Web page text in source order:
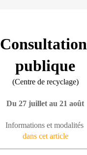
Consultation
publique
(Centre de recyclage)
Du 27 juillet au 21 août
Informations et modalités
dans cet article